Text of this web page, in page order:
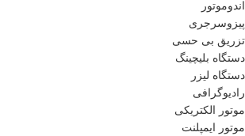
اندوموتور
پیزوسرجری
تزریق بی حسی
دستگاه بلیچینگ
دستگاه لیزر
رادیوگرافی
موتور الکتریکی
موتور ایمپلنت